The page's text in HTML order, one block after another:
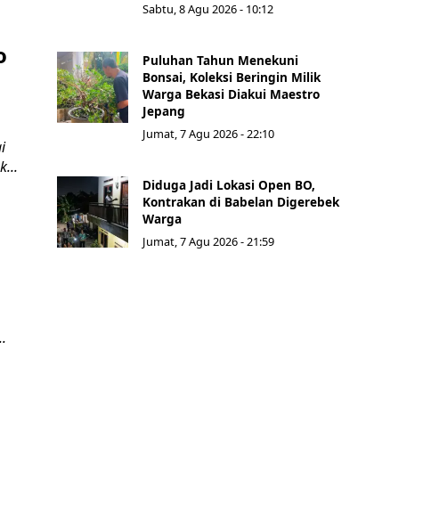
Sabtu, 8 Agu 2026 - 10:12
Puluhan Tahun Menekuni
Bonsai, Koleksi Beringin Milik
Warga Bekasi Diakui Maestro
Jepang
Jumat, 7 Agu 2026 - 22:10
Diduga Jadi Lokasi Open BO,
Kontrakan di Babelan Digerebek
Warga
Jumat, 7 Agu 2026 - 21:59